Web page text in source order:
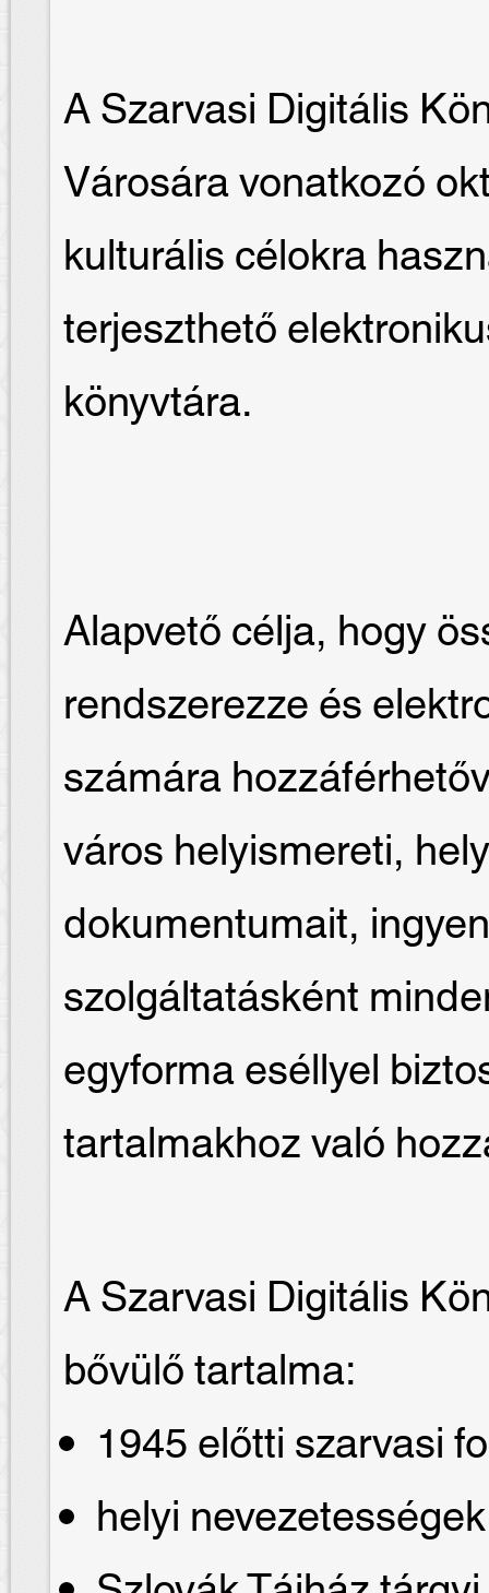
A Szarvasi Digitális
Városára vonatkozó
kulturális célokra
terjeszthető
könyvtára.
Alapvető célja, hogy
rendszerezze és
számára
város helyismereti,
dokumentumait,
szolgáltatásként
egyforma eséllyel
tartalmakhoz való
A Szarvasi Digitális
bővülő tartalma:
1945 előtti szarvasi
helyi